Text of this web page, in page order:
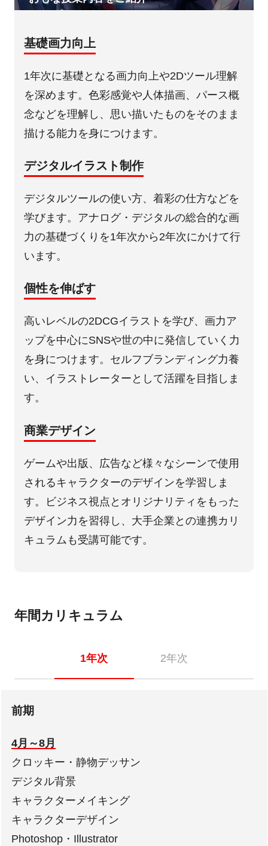
基礎画力向上
1年次に基礎となる画力向上や2Dツール理解
を深めます。色彩感覚や人体描画、パース概
念などを理解し、思い描いたものをそのまま
描ける能力を身につけます。
デジタルイラスト制作
デジタルツールの使い方、着彩の仕方などを
学びます。アナログ・デジタルの総合的な画
力の基礎づくりを1年次から2年次にかけて行
います。
個性を伸ばす
高いレベルの2DCGイラストを学び、画力ア
ップを中心にSNSや世の中に発信していく力
を身につけます。セルフブランディング力養
い、イラストレーターとして活躍を目指しま
す。
商業デザイン
ゲームや出版、広告など様々なシーンで使用
されるキャラクターのデザインを学習しま
す。ビジネス視点とオリジナリティをもった
デザイン力を習得し、大手企業との連携カリ
キュラムも受講可能です。
年間カリキュラム
1年次 2年次
前期
4月～8月
クロッキー・静物デッサン
デジタル背景
キャラクターメイキング
キャラクターデザイン
Photoshop・Illustrator